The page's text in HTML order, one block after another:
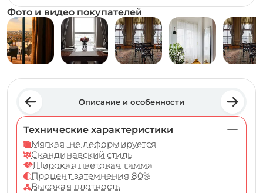
Фото и видео покупателей
Описание и особенности
Технические характеристики
Мягкая, не деформируется
Скандинавский стиль
Широкая цветовая гамма
Процент затемнения 80%
Высокая плотность